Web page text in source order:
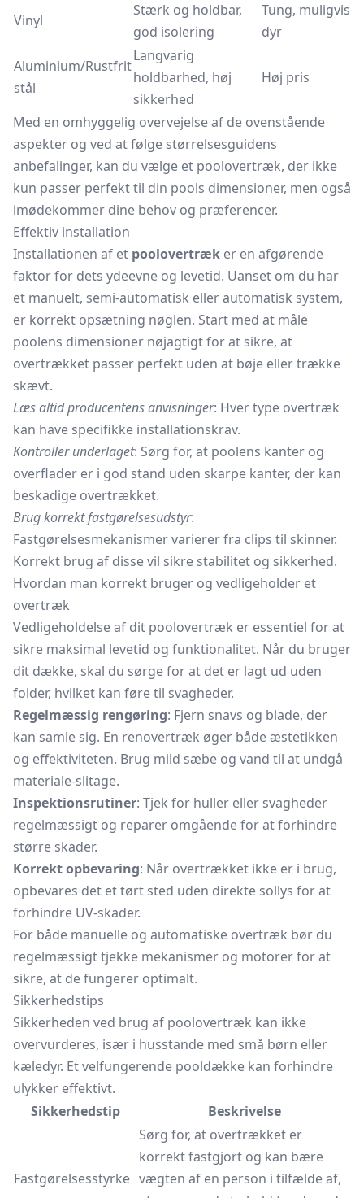
Vinyl
Stærk og holdbar,
god isolering
Tung, muligvis
dyr
Aluminium/Rustfrit
stål
Langvarig
holdbarhed, høj
sikkerhed
Høj pris
Med en omhyggelig overvejelse af de ovenstående
aspekter og ved at følge størrelsesguidens
anbefalinger, kan du vælge et poolovertræk, der ikke
kun passer perfekt til din pools dimensioner, men også
imødekommer dine behov og præferencer.
Effektiv installation
Installationen af et poolovertræk er en afgørende
faktor for dets ydeevne og levetid. Uanset om du har
et manuelt, semi-automatisk eller automatisk system,
er korrekt opsætning nøglen. Start med at måle
poolens dimensioner nøjagtigt for at sikre, at
overtrækket passer perfekt uden at bøje eller trække
skævt.
Læs altid producentens anvisninger: Hver type overtræk
kan have specifikke installationskrav.
Kontroller underlaget: Sørg for, at poolens kanter og
overflader er i god stand uden skarpe kanter, der kan
beskadige overtrækket.
Brug korrekt fastgørelsesudstyr:
Fastgørelsesmekanismer varierer fra clips til skinner.
Korrekt brug af disse vil sikre stabilitet og sikkerhed.
Hvordan man korrekt bruger og vedligeholder et
overtræk
Vedligeholdelse af dit poolovertræk er essentiel for at
sikre maksimal levetid og funktionalitet. Når du bruger
dit dække, skal du sørge for at det er lagt ud uden
folder, hvilket kan føre til svagheder.
Regelmæssig rengøring: Fjern snavs og blade, der
kan samle sig. En renovertræk øger både æstetikken
og effektiviteten. Brug mild sæbe og vand til at undgå
materiale-slitage.
Inspektionsrutiner: Tjek for huller eller svagheder
regelmæssigt og reparer omgående for at forhindre
større skader.
Korrekt opbevaring: Når overtrækket ikke er i brug,
opbevares det et tørt sted uden direkte sollys for at
forhindre UV-skader.
For både manuelle og automatiske overtræk bør du
regelmæssigt tjekke mekanismer og motorer for at
sikre, at de fungerer optimalt.
Sikkerhedstips
Sikkerheden ved brug af poolovertræk kan ikke
overvurderes, især i husstande med små børn eller
kæledyr. Et velfungerende pooldække kan forhindre
ulykker effektivt.
Sikkerhedstip
Beskrivelse
Fastgørelsesstyrke
Sørg for, at overtrækket er
korrekt fastgjort og kan bære
vægten af en person i tilfælde af,